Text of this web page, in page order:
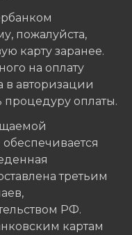
пожалуйста,
карту заранее.
на оплату
в авторизации
процедуру оплаты.
третьим
РФ.
картам